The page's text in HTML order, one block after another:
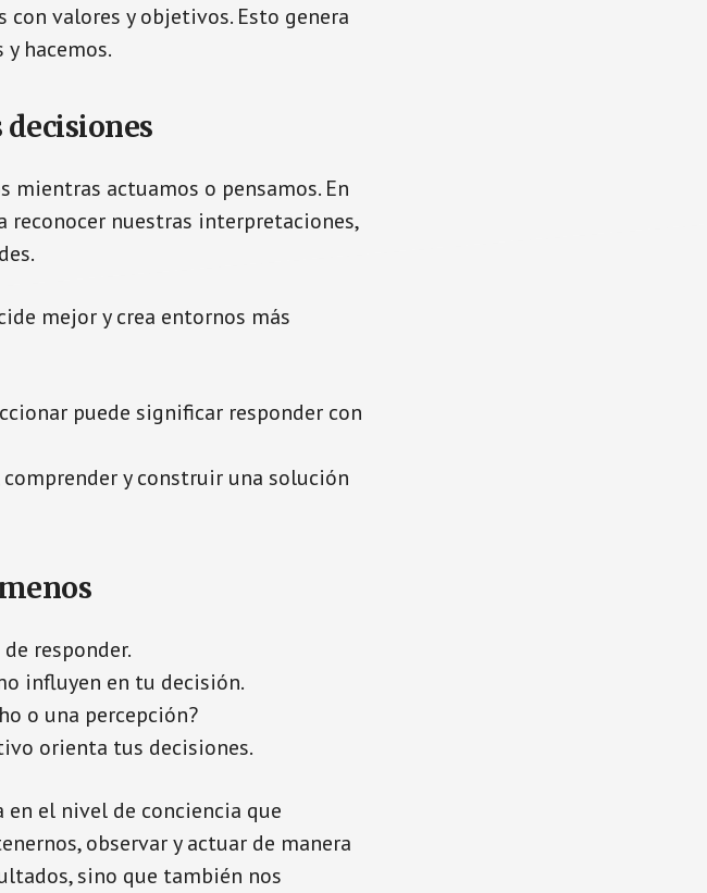
valores y objetivos. Esto genera
hacemos.
decisiones
mientras actuamos o pensamos. En
reconocer nuestras interpretaciones,
mejor y crea entornos más
puede significar responder con
y construir una solución
responder.
influyen en tu decisión.
o una percepción?
orienta tus decisiones.
el nivel de conciencia que
observar y actuar de manera
sino que también nos